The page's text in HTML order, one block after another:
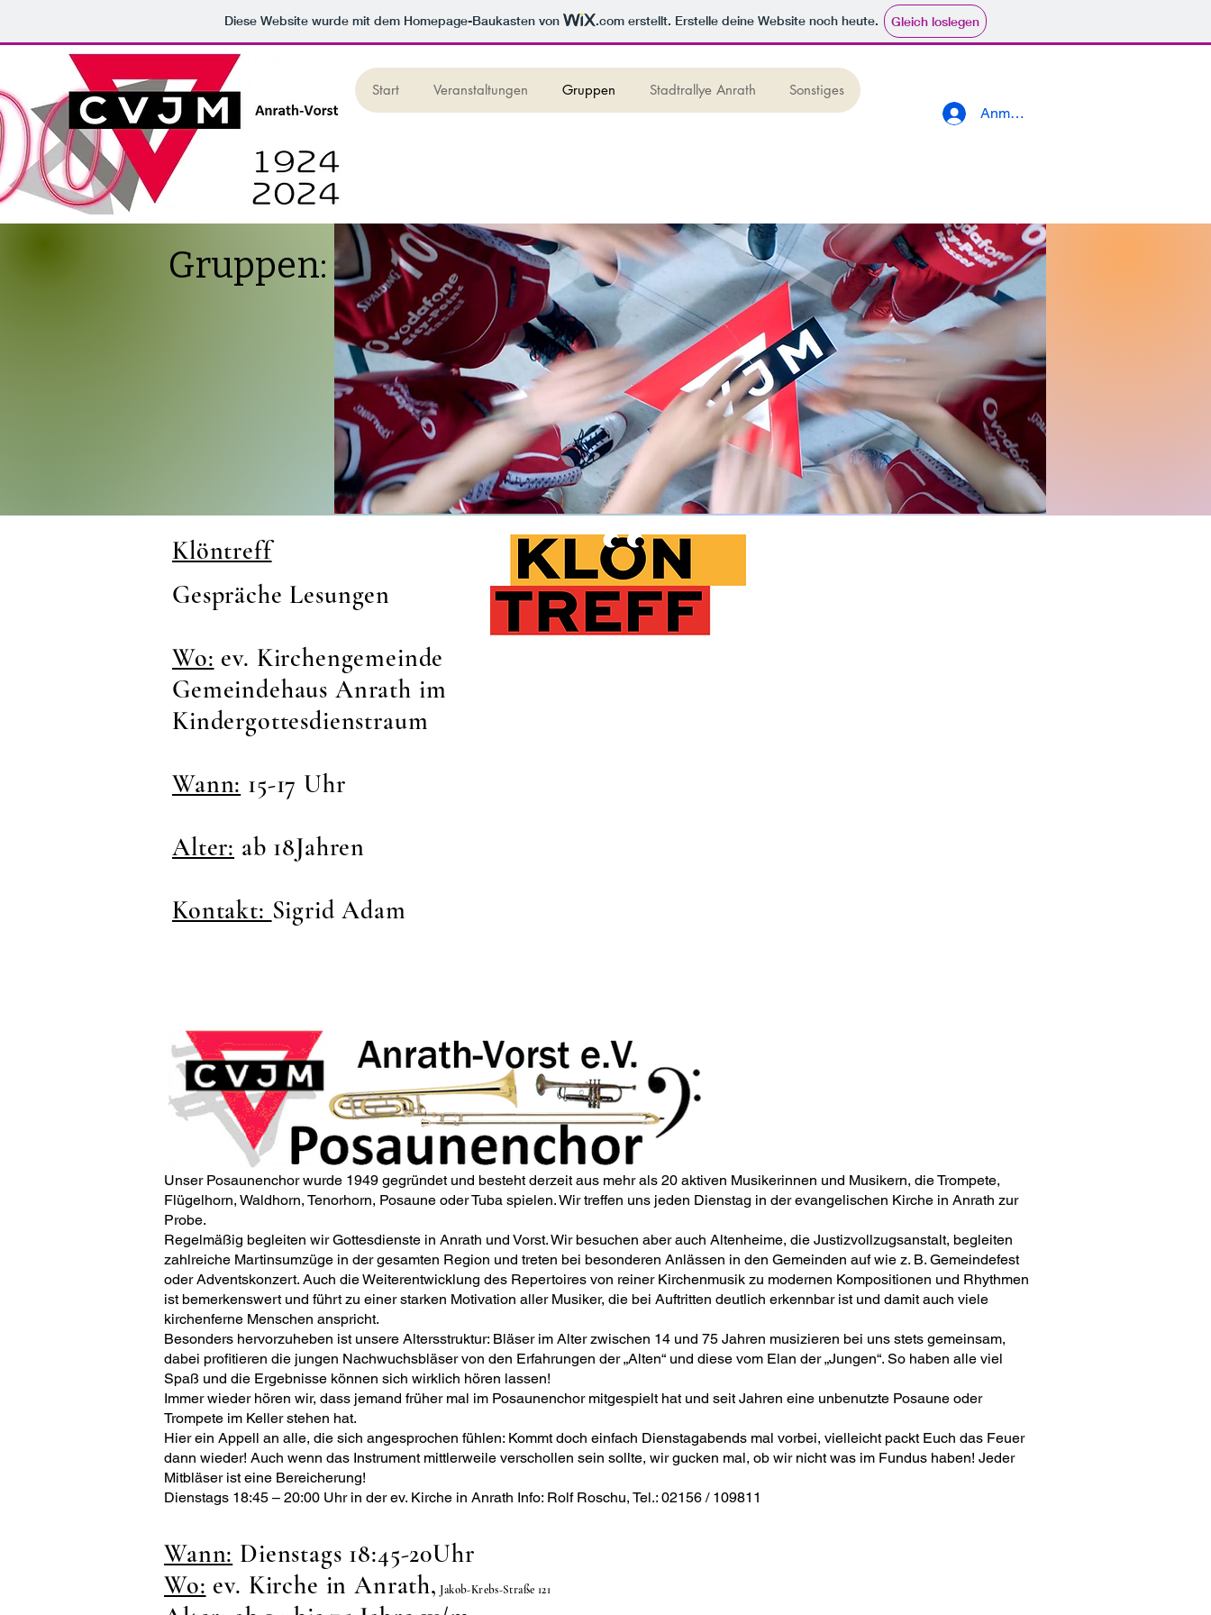
Diese Website wurde mit dem Homepage-Baukasten von .com erstellt. Erstelle deine Website noch heute. Gleich loslegen
Start Veranstaltungen Gruppen Stadtrallye Anrath
Sonstiges
Anmelden
Gruppen:
Klöntreff
Gespräche Lesungen
Wo: ev. Kirchengemeinde
Gemeindehaus Anrath im
Kindergottesdienstraum
Wann: 15-17 Uhr
Alter: ab 18Jahren
Kontakt: Sigrid Adam
Unser Posaunenchor wurde 1949 gegründet und besteht derzeit aus mehr als 20 aktiven Musikerinnen und Musikern, die Trompete,
Flügelhorn, Waldhorn, Tenorhorn, Posaune oder Tuba spielen. Wir treffen uns jeden Dienstag in der evangelischen Kirche in Anrath zur
Probe.
Regelmäßig begleiten wir Gottesdienste in Anrath und Vorst. Wir besuchen aber auch Altenheime, die Justizvollzugsanstalt, begleiten
zahlreiche Martinsumzüge in der gesamten Region und treten bei besonderen Anlässen in den Gemeinden auf wie z. B. Gemeindefest
oder Adventskonzert. Auch die Weiterentwicklung des Repertoires von reiner Kirchenmusik zu modernen Kompositionen und Rhythmen
ist bemerkenswert und führt zu einer starken Motivation aller Musiker, die bei Auftritten deutlich erkennbar ist und damit auch viele
kirchenferne Menschen anspricht.
Besonders hervorzuheben ist unsere Altersstruktur: Bläser im Alter zwischen 14 und 75 Jahren musizieren bei uns stets gemeinsam,
dabei profitieren die jungen Nachwuchsbläser von den Erfahrungen der „Alten“ und diese vom Elan der „Jungen“. So haben alle viel
Spaß und die Ergebnisse können sich wirklich hören lassen!
Immer wieder hören wir, dass jemand früher mal im Posaunenchor mitgespielt hat und seit Jahren eine unbenutzte Posaune oder
Trompete im Keller stehen hat.
Hier ein Appell an alle, die sich angesprochen fühlen: Kommt doch einfach Dienstagabends mal vorbei, vielleicht packt Euch das Feuer
dann wieder! Auch wenn das Instrument mittlerweile verschollen sein sollte, wir gucken mal, ob wir nicht was im Fundus haben! Jeder
Mitbläser ist eine Bereicherung!
Dienstags 18:45 – 20:00 Uhr in der ev. Kirche in Anrath Info: Rolf Roschu, Tel.: 02156 / 109811
Wann: Dienstags 18:45-20Uhr
Wo: ev. Kirche in Anrath, Jakob-Krebs-Straße 121